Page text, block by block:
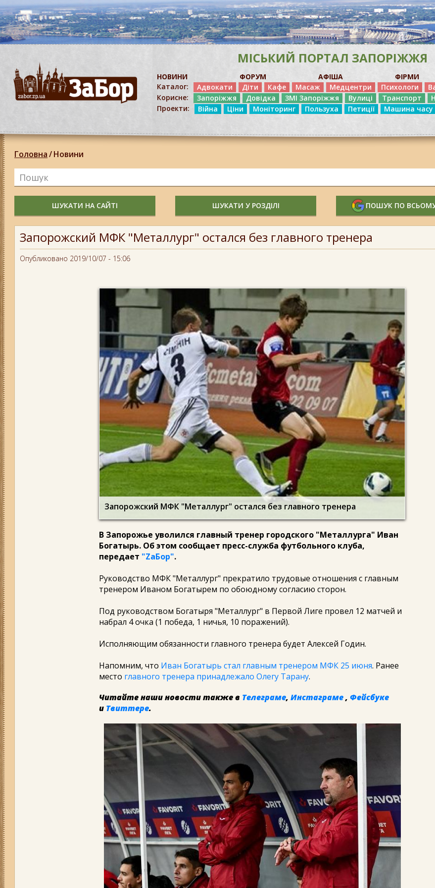
МІСЬКИЙ ПОРТАЛ ЗАПОРІЖЖЯ
НОВИНИ ФОРУМ АФІША ФІРМИ
Каталог:
Адвокати Діти Кафе Масаж Медцентри Психологи
Корисне:
Запоріжжя Довідка ЗМІ Запоріжжя Вулиці Транспорт
Проекти:
Війна Ціни Моніторинг Пользуха Петиції Машина часу
Головна/Новини
ШУКАТИ НА САЙТІ ШУКАТИ У РОЗДІЛІ ПОШУК ПО
Запорожский МФК "Металлург" остался без главного тренера
Опубликовано 2019/10/07 - 15:06
Запорожский МФК "Металлург" остался без главного тренера
В Запорожье уволился главный тренер городского "Металлурга" Иван
Богатырь. Об этом сообщает пресс-служба футбольного клуба,
передает "ZаБор".
Руководство МФК "Металлург" прекратило трудовые отношения с главным
тренером Иваном Богатырем по обоюдному согласию сторон.
Под руководством Богатыря "Металлург" в Первой Лиге провел 12 матчей и
набрал 4 очка (1 победа, 1 ничья, 10 поражений).
Исполняющим обязанности главного тренера будет Алексей Годин.
Напомним, что Иван Богатырь стал главным тренером МФК 25 июня. Ранее
место главного тренера принадлежало Олегу Тарану.
Читайте наши новости также в Телеграме, Инстаграме, Фейсбуке
и Твиттере.